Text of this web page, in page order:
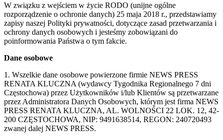
W związku z wejściem w życie RODO (unijne ogólne
rozporządzenie o ochronie danych) 25 maja 2018 r., przedstawiamy
zapisy naszej Polityki prywatności, dotyczące zasad przetwarzania i
ochrony danych osobowych i jesteśmy zobowiązani do
poinformowania Państwa o tym fakcie.
Dane osobowe
1. Wszelkie dane osobowe powierzone firmie NEWS PRESS
RENATA KLUCZNA (wydawcy Tygodnika Regionalnego 7 dni
Częstochowa) przez Użytkowników i/lub Klientów są przetwarzane
przez Administratora Danych Osobowych, którym jest firma NEWS
PRESS RENATA KLUCZNA, AL. WOLNOŚCI 22 LOK. 12, 42-
200 CZĘSTOCHOWA, NIP: 9491638514, REGON: 240720493
zwanej dalej NEWS PRESS.